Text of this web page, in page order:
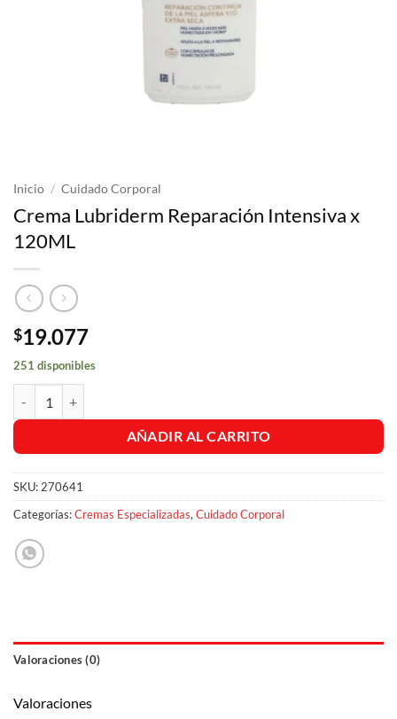
Inicio / Cuidado Corporal
Crema Lubriderm Reparación Intensiva x
120ML
$19.077
251 disponibles
AÑADIR AL CARRITO
SKU: 270641
Categorías:Cremas Especializadas, Cuidado Corporal
Valoraciones (0)
Valoraciones